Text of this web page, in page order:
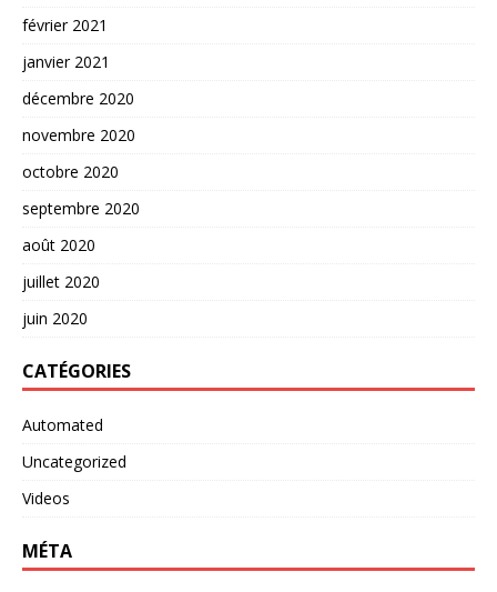
février 2021
janvier 2021
décembre 2020
novembre 2020
octobre 2020
septembre 2020
août 2020
juillet 2020
juin 2020
CATÉGORIES
Automated
Uncategorized
Videos
MÉTA